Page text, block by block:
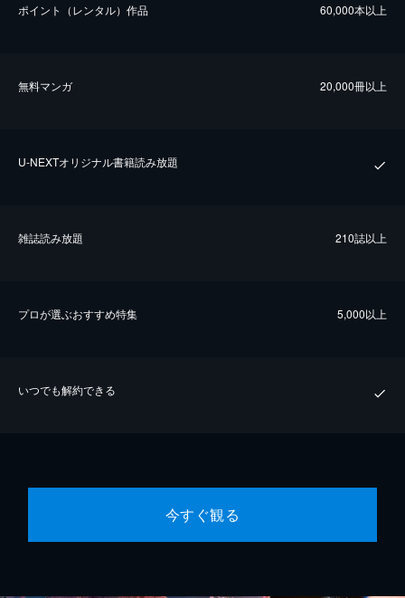
ポイント（レンタル）作品 60,000本以上
無料マンガ 20,000冊以上
U-NEXTオリジナル書籍読み放題
雑誌読み放題 210誌以上
プロが選ぶおすすめ特集 5,000以上
いつでも解約できる
今すぐ観る